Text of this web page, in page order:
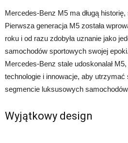
Mercedes-Benz M5 ma długą
Pierwsza generacja M5 została
roku i od razu zdobyła uznanie jako
samochodów sportowych swojej
Mercedes-Benz stale udoskonalał
technologie i innowacje, aby
segmencie luksusowych
Wyjątkowy design